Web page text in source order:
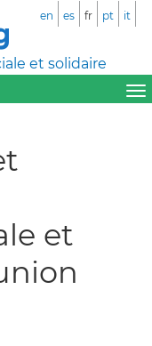
et solidaire
en es fr pt it
et